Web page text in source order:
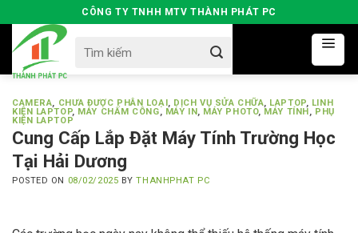
to
content
CÔNG TY TNHH MTV THÀNH PHÁT PC
for:
CAMERA, CHƯA ĐƯỢC PHÂN LOẠI, DỊCH VỤ SỬA CHỮA, LAPTOP, LINH
KIỆN LAPTOP, MÁY CHẤM CÔNG, MÁY IN, MÁY PHOTO, MÁY TÍNH, PHỤ
KIỆN LAPTOP
Cung Cấp Lắp Đặt Máy Tính Trường Học
Tại Hải Dương
POSTED ON 08/02/2025 BYTHANHPHAT PC